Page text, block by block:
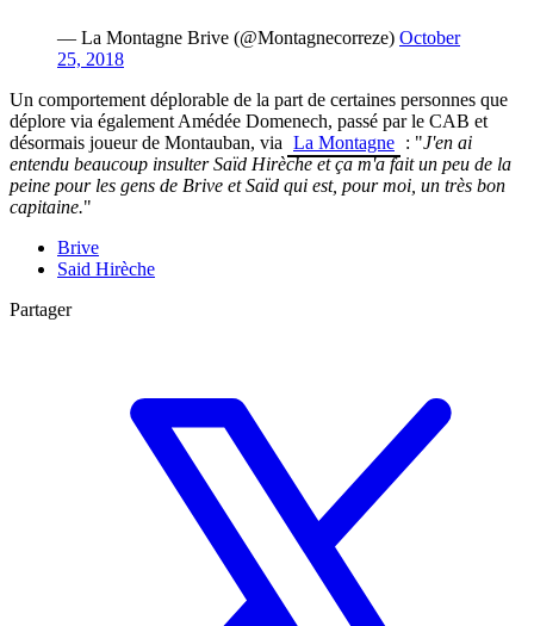
— La Montagne Brive (@Montagnecorreze) October
25, 2018
Un comportement déplorable de la part de certaines personnes que
déplore via également Amédée Domenech, passé par le CAB et
désormais joueur de Montauban, via La Montagne : "J'en ai
entendu beaucoup insulter Saïd Hirèche et ça m'a fait un peu de la
peine pour les gens de Brive et Saïd qui est, pour moi, un très bon
capitaine."
Brive
Said Hirèche
Partager